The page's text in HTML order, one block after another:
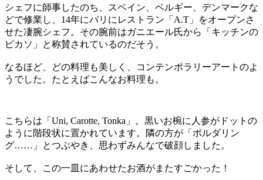
シェフに師事したのち、スペイン、ベルギー、デンマークな
どで修業し、14年にパリにレストラン「A.T」をオープンさ
せた凄腕シェフ。その腕前はガニエール氏から「キッチンの
ピカソ」と称賛されているのだそう。
なるほど、どの料理も美しく、コンテンポラリーアートのよ
うでした。たとえばこんなお料理も。
こちらは「Uni, Carotte, Tonka」。黒いお椀に人参がドットの
ように階段状に置かれています。隣の方が「ボルダリン
グ……」とつぶやき、思わずみんなで破顔しました。
そして、この一皿にあわせたお酒がまたすごかった！